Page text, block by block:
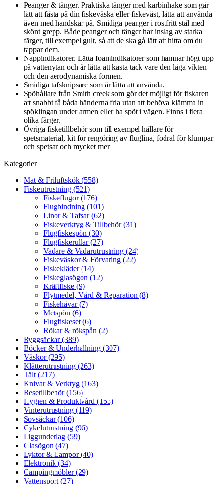
Peanger & tänger. Praktiska tänger med karbinhake som går
lätt att fästa på din fiskeväska eller fiskeväst, lätta att använda
även med handskar på. Smidiga peanger i rostfritt stål med
skönt grepp. Både peanger och tänger har inslag av starka
färger, till exempel gult, så att de ska gå lätt att hitta om du
tappar dem.
Nappindikatorer. Lätta foamindikatorer som hamnar högt upp
på vattenytan och är lätta att kasta tack vare den låga vikten
och den aerodynamiska formen.
Smidiga tafsknipsare som är lätta att använda.
Spöhållare från Smith creek som gör det möjligt för fiskaren
att snabbt få båda händerna fria utan att behöva klämma in
spöklingan under armen eller ha spöt i vägen. Finns i flera
olika färger.
Övriga fisketillbehör som till exempel hållare för
spetsmaterial, kit för rengöring av fluglina, fodral för klumpar
och spetsar och mycket mer.
Kategorier
Mat & Friluftskök (558)
Fiskeutrustning (521)
Fiskeflugor (176)
Flugbindning (101)
Linor & Tafsar (62)
Fiskeverktyg & Tillbehör (31)
Flugfiskespön (30)
Flugfiskerullar (27)
Vadare & Vadarutrustning (24)
Fiskeväskor & Förvaring (22)
Fiskekläder (14)
Fiskeglasögon (12)
Kräftfiske (9)
Flytmedel, Vård & Reparation (8)
Fiskehåvar (7)
Metspön (6)
Flugfiskeset (6)
Rökar & rökspån (2)
Ryggsäckar (389)
Böcker & Underhållning (307)
Väskor (295)
Klätterutrustning (263)
Tält (217)
Knivar & Verktyg (163)
Resetillbehör (156)
Hygien & Produktvård (153)
Vinterutrustning (119)
Sovsäckar (106)
Cykelutrustning (96)
Liggunderlag (59)
Glasögon (47)
Lyktor & Lampor (40)
Elektronik (34)
Campingmöbler (29)
Vattensport (27)